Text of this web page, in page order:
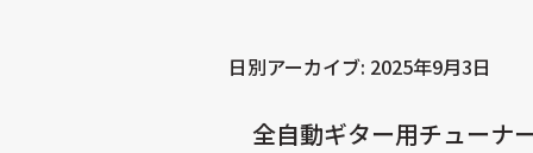
日別アーカイブ: 2025年9月3日
全自動ギター用チューナ